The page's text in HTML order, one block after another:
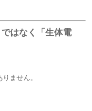
はなく「生体電
ません。